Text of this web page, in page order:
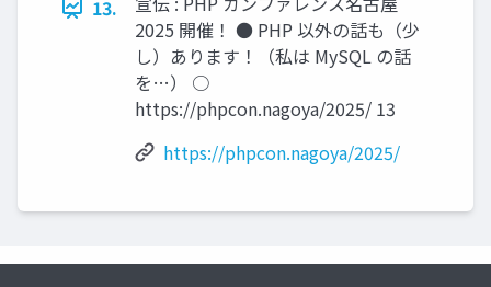
13.
2025 開催！ ● PHP 以外の話も（少
し）あります！（私は MySQL の話
を…） ○
https://phpcon.nagoya/2025/ 13
https://phpcon.nagoya/2025/